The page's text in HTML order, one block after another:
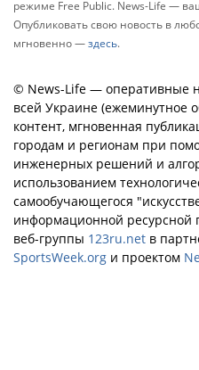
режиме Free Public. News-Life —
Опубликовать свою новость в
мгновенно —здесь.
© News-Life — оперативные
всей Украине (ежеминутное
контент, мгновенная
городам и регионам при
инженерных решений и
использованием
самообучающегося
информационной ресурсной
веб-группы 123ru.net в
SportsWeek.org и проектом